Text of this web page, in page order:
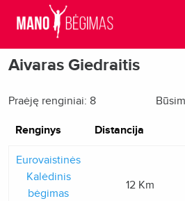
Aivaras Giedraitis
Praėję renginiai: 8
Renginys Distancija
Eurovaistinės
Kalėdinis
bėgimas
12 Km